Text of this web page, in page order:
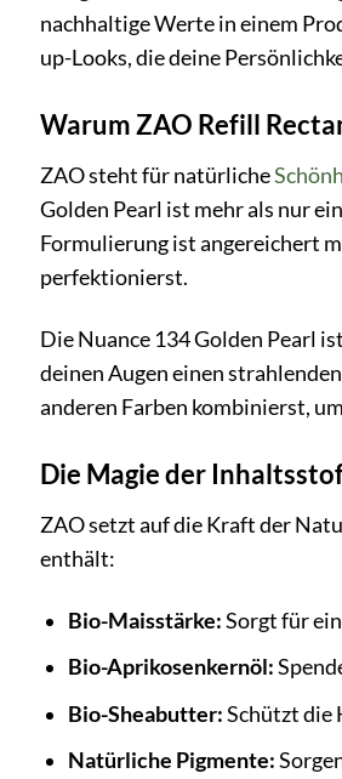
nachhaltige Werte in einem
up-Looks, die deine
Warum ZAO Refill
ZAO steht für natürliche
Golden Pearl ist mehr als nur
Formulierung ist angereichert
perfektionierst.
Die Nuance 134 Golden Pearl
deinen Augen einen
anderen Farben kombinierst,
Die Magie der
ZAO setzt auf die Kraft der
enthält:
Bio-Maisstärke:Sorgt für
Bio-Aprikosenkernöl:
Bio-Sheabutter:Schützt die
Natürliche Pigmente: